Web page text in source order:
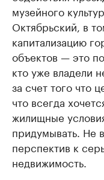
музейного
Октябрьский, в
капитализацию
объектов — это
кто уже владели
за счет того что
что всегда
жилищные
придумывать. Не
перспектив к
недвижимость.